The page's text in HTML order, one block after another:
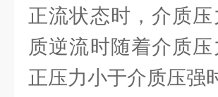
正流状态时，介质
质逆流时随着介质
正压力小于介质压强